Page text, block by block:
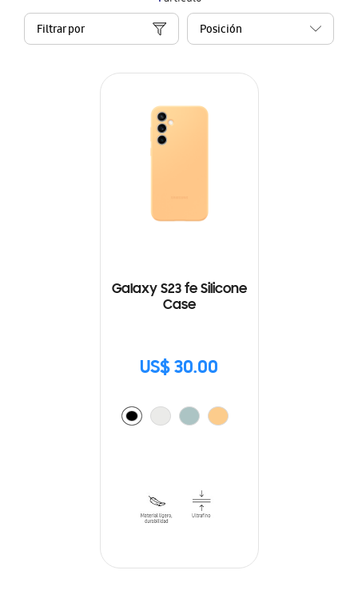
Filtrar por
Galaxy S23 fe Silicone
Case
US$ 30.00